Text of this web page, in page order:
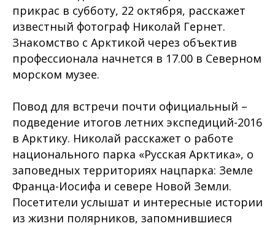
прикрас в субботу, 22 октября, расскажет
известный фотограф Николай Гернет.
Знакомство с Арктикой через объектив
профессионала начнется в 17.00 в Северном
морском музее.
Повод для встречи почти официальный –
подведение итогов летних экспедиций-2016
в Арктику. Николай расскажет о работе
национального парка «Русская Арктика», о
заповедных территориях нацпарка: Земле
Франца-Иосифа и севере Новой Земли.
Посетители услышат и интересные истории
из жизни полярников, запомнившиеся